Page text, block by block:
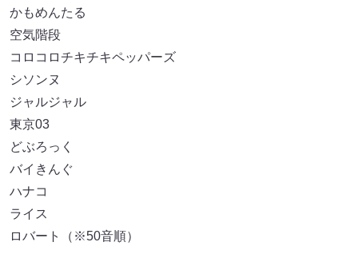
かもめんたる
空気階段
コロコロチキチキペッパーズ
シソンヌ
ジャルジャル
東京03
どぶろっく
バイきんぐ
ハナコ
ライス
ロバート（※50音順）